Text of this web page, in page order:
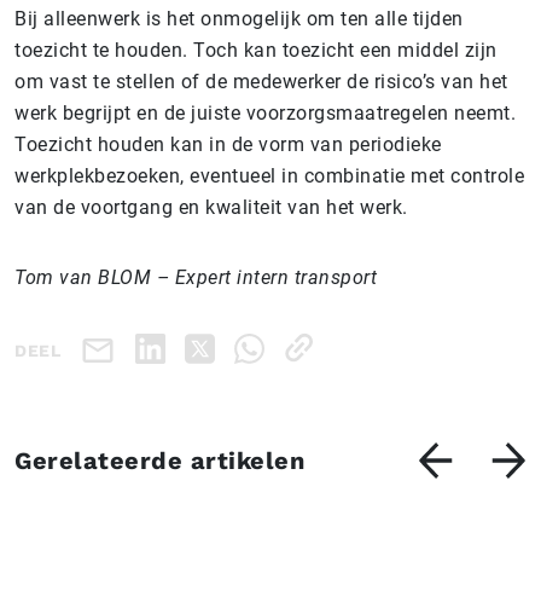
Bij alleenwerk is het onmogelijk om ten alle tijden
toezicht te houden. Toch kan toezicht een middel zijn
om vast te stellen of de medewerker de risico’s van het
werk begrijpt en de juiste voorzorgsmaatregelen neemt.
Toezicht houden kan in de vorm van periodieke
werkplekbezoeken, eventueel in combinatie met controle
van de voortgang en kwaliteit van het werk.
Tom van BLOM – Expert intern transport
DEEL
Gerelateerde artikelen